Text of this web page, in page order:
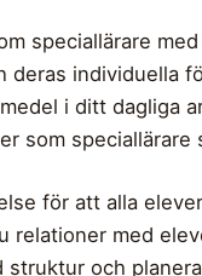
speciallärare
individuella
i ditt dagliga
som
för att alla
med
och